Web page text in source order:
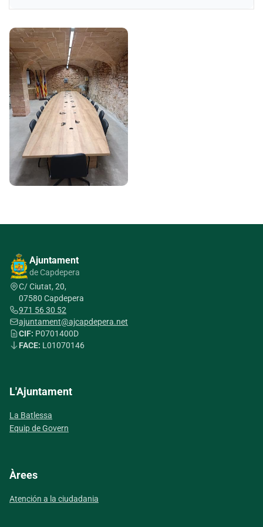
Galeria d'imatges
Ajuntament
de Capdepera
C/ Ciutat, 20,
07580 Capdepera
971 56 30 52
ajuntament@ajcapdepera.net
CIF: P0701400D
FACE: L01070146
L'Ajuntament
La Batlessa
Equip de Govern
Àrees
Atención a la ciudadania